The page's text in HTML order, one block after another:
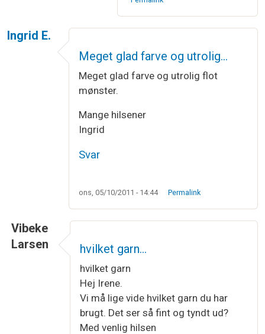
Ingrid E.
Meget glad farve og utrolig…
Meget glad farve og utrolig flot
mønster.
Mange hilsener
Ingrid
Svar
ons, 05/10/2011 - 14:44 Permalink
Vibeke
Larsen
hvilket garn…
hvilket garn
Hej Irene.
Vi må lige vide hvilket garn du har
brugt. Det ser så fint og tyndt ud?
Med venlig hilsen